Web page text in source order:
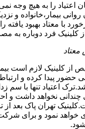
اعتیاد را به هیچ وجه نمی
بیمار،خانواده و
با معتاد بهبود یافته
کلینیک فرد دوباره به
معتاد
از کلینیک لازم است
پیدا کرده و ارتباط
اعتیاد تنها با سم
نخواهد داشت و
تهران پاک بعد از
خواهد نمود و برای